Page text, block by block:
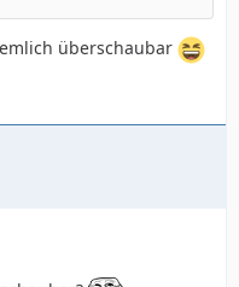
überschaubar